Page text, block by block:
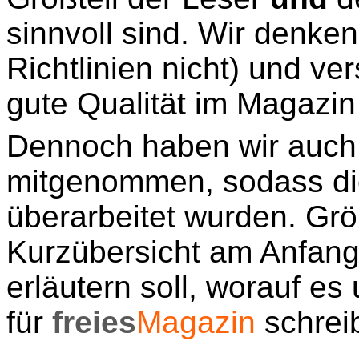
sinnvoll sind. Wir
Richtlinien nicht) und
gute Qualität im
Dennoch haben wir
mitgenommen, sodass
überarbeitet wurden.
Kurzübersicht am
erläutern soll, worauf es
für freiesMagazin